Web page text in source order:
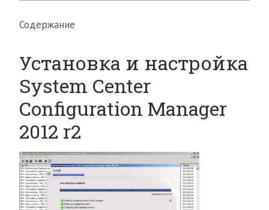
Содержание
Установка и настройка
System Center
Configuration Manager
2012 r2